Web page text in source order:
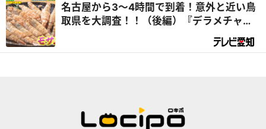
名古屋から3～4時間で到着！意外と近い鳥
取県を大調査！！（後編）『デラメチャ気